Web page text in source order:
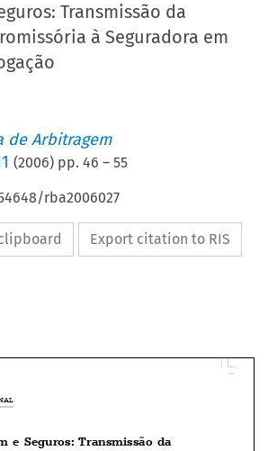
Transmissão da
à Seguradora em
de Arbitragem
(2006) pp.46 –55
rba2006027
Export citation to RIS


Seguros:  Transmissão  da
de  Sub-Rogação*